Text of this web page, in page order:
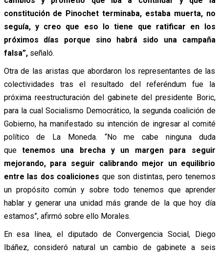
constitución de Pinochet terminaba, estaba muerta, no
seguía, y creo que eso lo tiene que ratificar en los
próximos días porque sino habrá sido una campaña
falsa”, señaló.
Otra de las aristas que abordaron los representantes de las
colectividades tras el resultado del referéndum fue la
próxima reestructuración del gabinete del presidente Boric,
para la cual Socialismo Democrático, la segunda coalición de
Gobierno, ha manifestado su intención de ingresar al comité
político de La Moneda. “No me cabe ninguna duda
quetenemos una brecha y un margen para seguir
mejorando, para seguir calibrando mejor un equilibrio
entre las dos coaliciones que son distintas, pero tenemos
un propósito común y sobre todo tenemos que aprender
hablar y generar una unidad más grande de la que hoy día
estamos”, afirmó sobre ello Morales.
En esa línea, el diputado de Convergencia Social, Diego
Ibáñez, consideró natural un cambio de gabinete a seis